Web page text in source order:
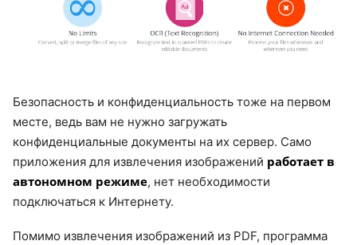
Безопасность и конфиденциальность тоже на первом
месте, ведь вам не нужно загружать
конфиденциальные документы на их сервер. Само
приложения для извлечения изображений работает в
автономном режиме, нет необходимости
подключаться к Интернету.
Помимо извлечения изображений из PDF, программа